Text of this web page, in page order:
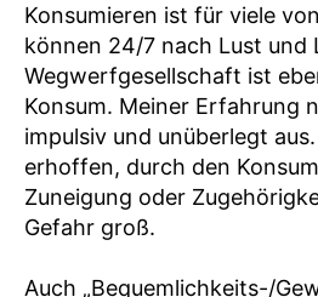
Konsumieren ist für viele
können 24/7 nach Lust und
Wegwerfgesellschaft ist
Konsum. Meiner Erfahrung
impulsiv und unüberlegt
erhoffen, durch den
Zuneigung oder
Gefahr groß.
Auch „Bequemlichkeits-/